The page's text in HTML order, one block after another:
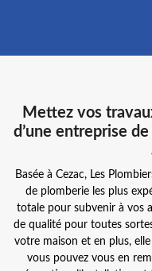
Mettez vos
d’une entreprise
Basée à Cezac, Les
de plomberie les plus
totale pour subvenir à vos
de qualité pour toutes
votre maison et en plus,
vous pouvez vous en